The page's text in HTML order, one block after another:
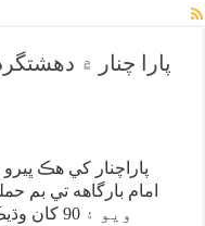
ويو ۽ 90